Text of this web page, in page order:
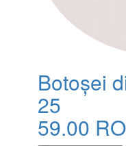
Botoșei
25
59.00